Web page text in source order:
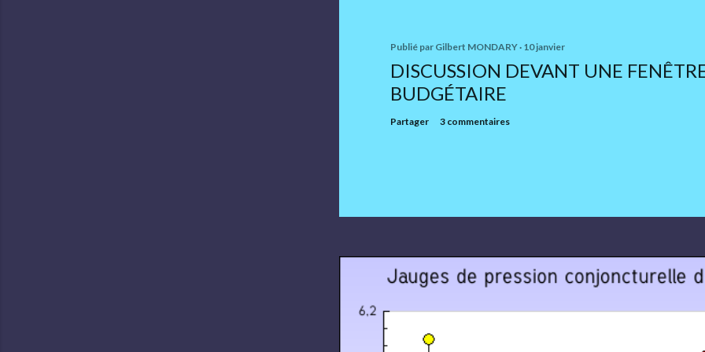
Publié par Gilbert MONDARY 10 janvier
DISCUSSION DEVANT UNE
BUDGÉTAIRE
Partager 3 commentaires